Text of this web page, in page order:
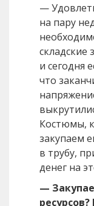
—
на пару
складские
и сегодня
что
Костюмы,
закупаем
в трубу,
денег на
—